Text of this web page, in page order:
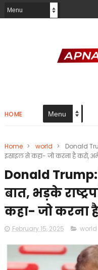
HOME
Home > world >
Donald
इस्राइल से कहा- जो करना है करो,
Donald
बात, भड़के
कहा- जो करना
February 15, 2025 world